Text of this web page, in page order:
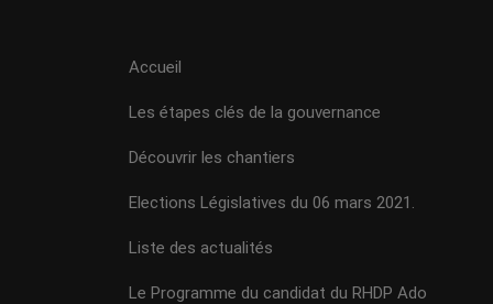
Accueil
Les étapes clés de la gouvernance
Découvrir les chantiers
Elections Législatives du 06 mars 2021.
Liste des actualités
Le Programme du candidat du RHDP Ado